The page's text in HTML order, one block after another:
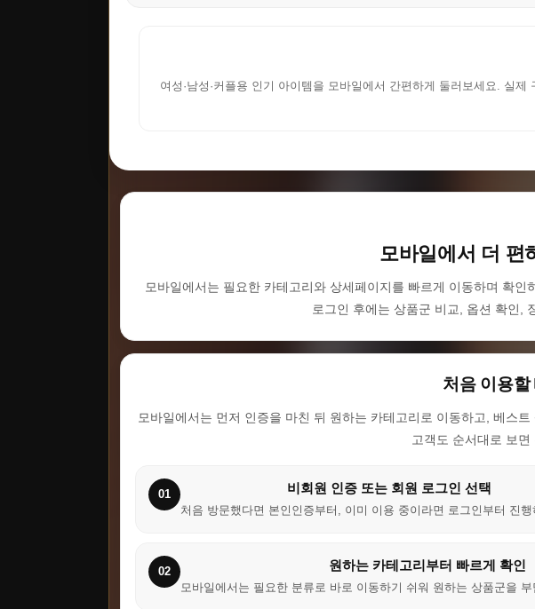
여성·남성·커플용 인기 아이템을 모바일에서 간편하게 둘러보세요. 실
모바일에서 더 편
모바일에서는 필요한 카테고리와 상세페이지를 빠르게 이동하며 확
로그인 후에는 상품군 비교, 옵션 확인,
처음 이용
모바일에서는 먼저 인증을 마친 뒤 원하는 카테고리로 이동하고, 베스
고객도 순서대로 보
01 비회원 인증 또는 회원 로그인 선택
처음 방문했다면 본인인증부터, 이미 이용 중이라면 로그인부터 진행
02 원하는 카테고리부터 빠르게 확인
모바일에서는 필요한 분류로 바로 이동하기 쉬워 원하는 상품군을